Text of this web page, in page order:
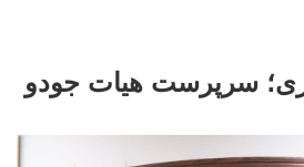
سرپرست هیات جودو